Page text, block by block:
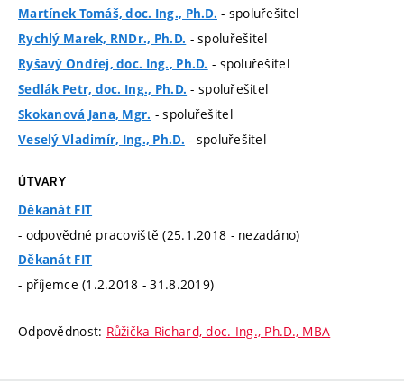
Martínek Tomáš, doc. Ing., Ph.D. - spoluřešitel
Rychlý Marek, RNDr., Ph.D. - spoluřešitel
Ryšavý Ondřej, doc. Ing., Ph.D. - spoluřešitel
Sedlák Petr, doc. Ing., Ph.D. - spoluřešitel
Skokanová Jana, Mgr. - spoluřešitel
Veselý Vladimír, Ing., Ph.D. - spoluřešitel
ÚTVARY
Děkanát FIT
- odpovědné pracoviště (25.1.2018 - nezadáno)
Děkanát FIT
- příjemce (1.2.2018 - 31.8.2019)
Odpovědnost: Růžička Richard, doc. Ing., Ph.D., MBA